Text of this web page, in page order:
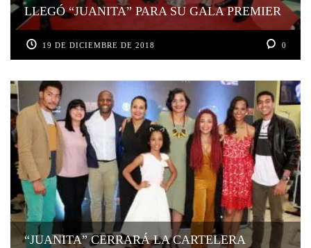
LLEGÓ “JUANITA” PARA SU GALA PREMIER
19 DE DICIEMBRE DE 2018 0
“JUANITA” CERRARÁ LA CARTELERA